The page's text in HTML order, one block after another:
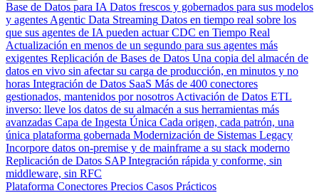
Base de Datos para IA Datos frescos y gobernados para sus modelos
y agentes Agentic Data Streaming Datos en tiempo real sobre los
que sus agentes de IA pueden actuar CDC en Tiempo Real
Actualización en menos de un segundo para sus agentes más
exigentes Replicación de Bases de Datos Una copia del almacén de
datos en vivo sin afectar su carga de producción, en minutos y no
horas Integración de Datos SaaS Más de 400 conectores
gestionados, mantenidos por nosotros Activación de Datos ETL
inverso: lleve los datos de su almacén a sus herramientas más
avanzadas Capa de Ingesta Única Cada origen, cada patrón, una
única plataforma gobernada Modernización de Sistemas Legacy
Incorpore datos on-premise y de mainframe a su stack moderno
Replicación de Datos SAP Integración rápida y conforme, sin
middleware, sin RFC
Plataforma Conectores Precios Casos Prácticos